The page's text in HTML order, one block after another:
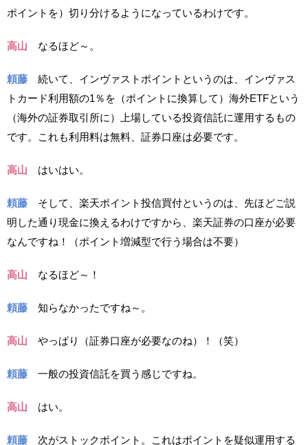
ポイントを）切り分けるようになっているわけです。
高山 なるほど～。
頼藤 続いて、インヴァストポイントというのは、インヴァス
トカード利用額の1％を（ポイントに換算して）海外ETFという
（海外の証券取引所に）上場している投資信託に運用するもの
です。これも利用料は無料、証券口座は必要です。
高山 はいはい。
頼藤 そして、楽天ポイント投信買付というのは、先ほどご説
明した通り現金に換えるわけですから、楽天証券の口座が必要
なんですね！（ポイント増減型で行う場合は不要）
高山 なるほど～！
頼藤 知らなかったですね～。
高山 やっぱり（証券口座が必要なのね）！（笑）
頼藤 一般の投資信託を買う感じですね。
高山 はい。
頼藤 次がストックポイント。これはポイントを疑似運用する